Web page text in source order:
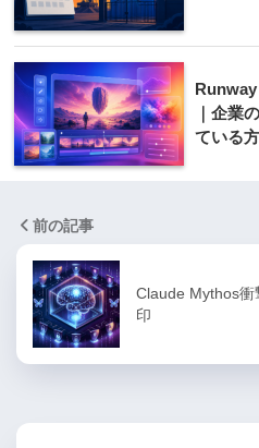
｜企業
ている
前の記事
Claude Mythos衝
印